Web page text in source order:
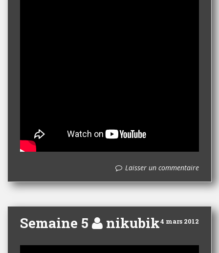
Laisser un commentaire
Semaine 5 4 mars 2012
nikubik